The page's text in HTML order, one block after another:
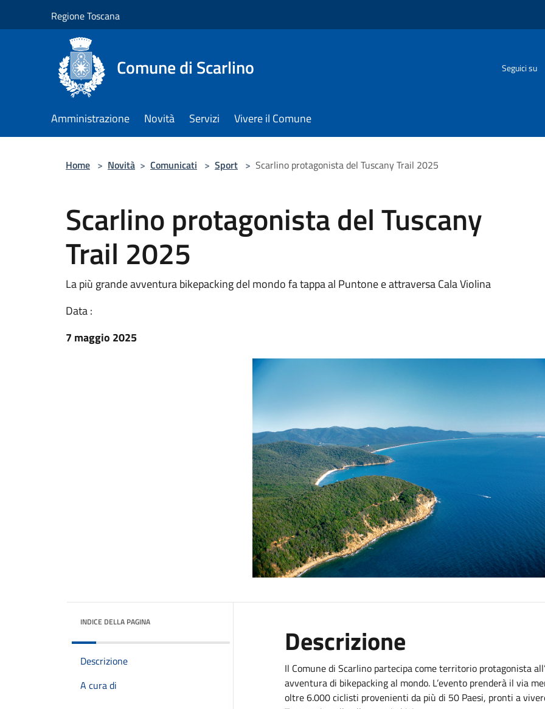
Regione Toscana
Comune di Scarlino Seguici su
Amministrazione Novità Servizi Vivere il Comune
Home > Novità > Comunicati > Sport > Scarlino protagonista del Tuscany Trail 2025
Scarlino protagonista del Tuscany
Trail 2025
La più grande avventura bikepacking del mondo fa tappa al Puntone e attraversa Cala Violina
Data :
7 maggio 2025
INDICE DELLA PAGINA
Descrizione
A cura di
Descrizione
Il Comune di Scarlino partecipa come territorio protagonista
avventura di bikepacking al mondo. L’evento prenderà il via
oltre 6.000 ciclisti provenienti da più di 50 Paesi, pronti a